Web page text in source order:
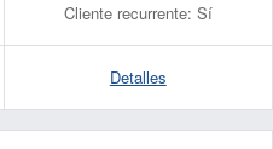
Cliente recurrente: Sí
Detalles